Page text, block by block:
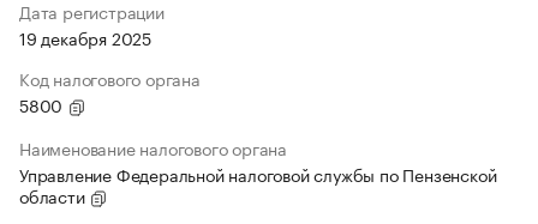
Дата регистрации
19 декабря 2025
Код налогового органа
5800
Наименование налогового органа
Управление Федеральной налоговой службы по Пензенской
области